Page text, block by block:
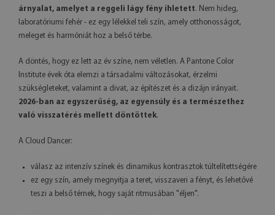
árnyalat, amelyet a reggeli lágy fény ihletett. Nem hideg,
laboratóriumi fehér - ez egy lélekkel teli szín, amely otthonosságot,
meleget és harmóniát hoz a belső térbe.
A döntés, hogy ez lett az év színe, nem véletlen. A Pantone Color
Institute évek óta elemzi a társadalmi változásokat, érzelmi
szükségleteket, valamint a divat, az építészet és a dizájn irányait.
2026-ban az egyszerűség, az egyensúly és a természethez
való visszatérés mellett döntöttek.
A Cloud Dancer:
válasz az intenzív színek és dinamikus kontrasztok túltelítettségére
ez egy szín, amely megnyitja a teret, visszaveri a fényt, és lehetővé
teszi a belső térnek, hogy saját ritmusában "éljen".